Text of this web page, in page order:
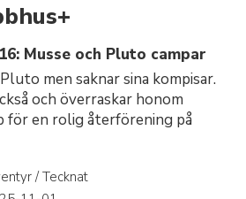
Musse och Pluto campar
men saknar sina kompisar.
och överraskar honom
för en rolig återförening på
/ Tecknat